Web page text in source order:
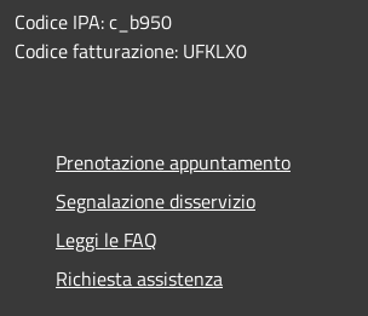
Codice IPA: c_b950
Codice fatturazione: UFKLX0
Prenotazione appuntamento
Segnalazione disservizio
Leggi le FAQ
Richiesta assistenza